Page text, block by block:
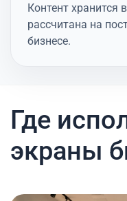
Контент хранится
рассчитана на
бизнесе.
Где
экраны